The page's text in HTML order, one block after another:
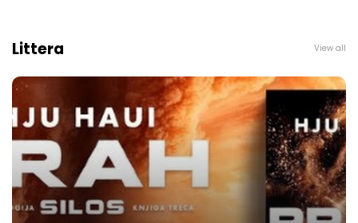
Littera View all